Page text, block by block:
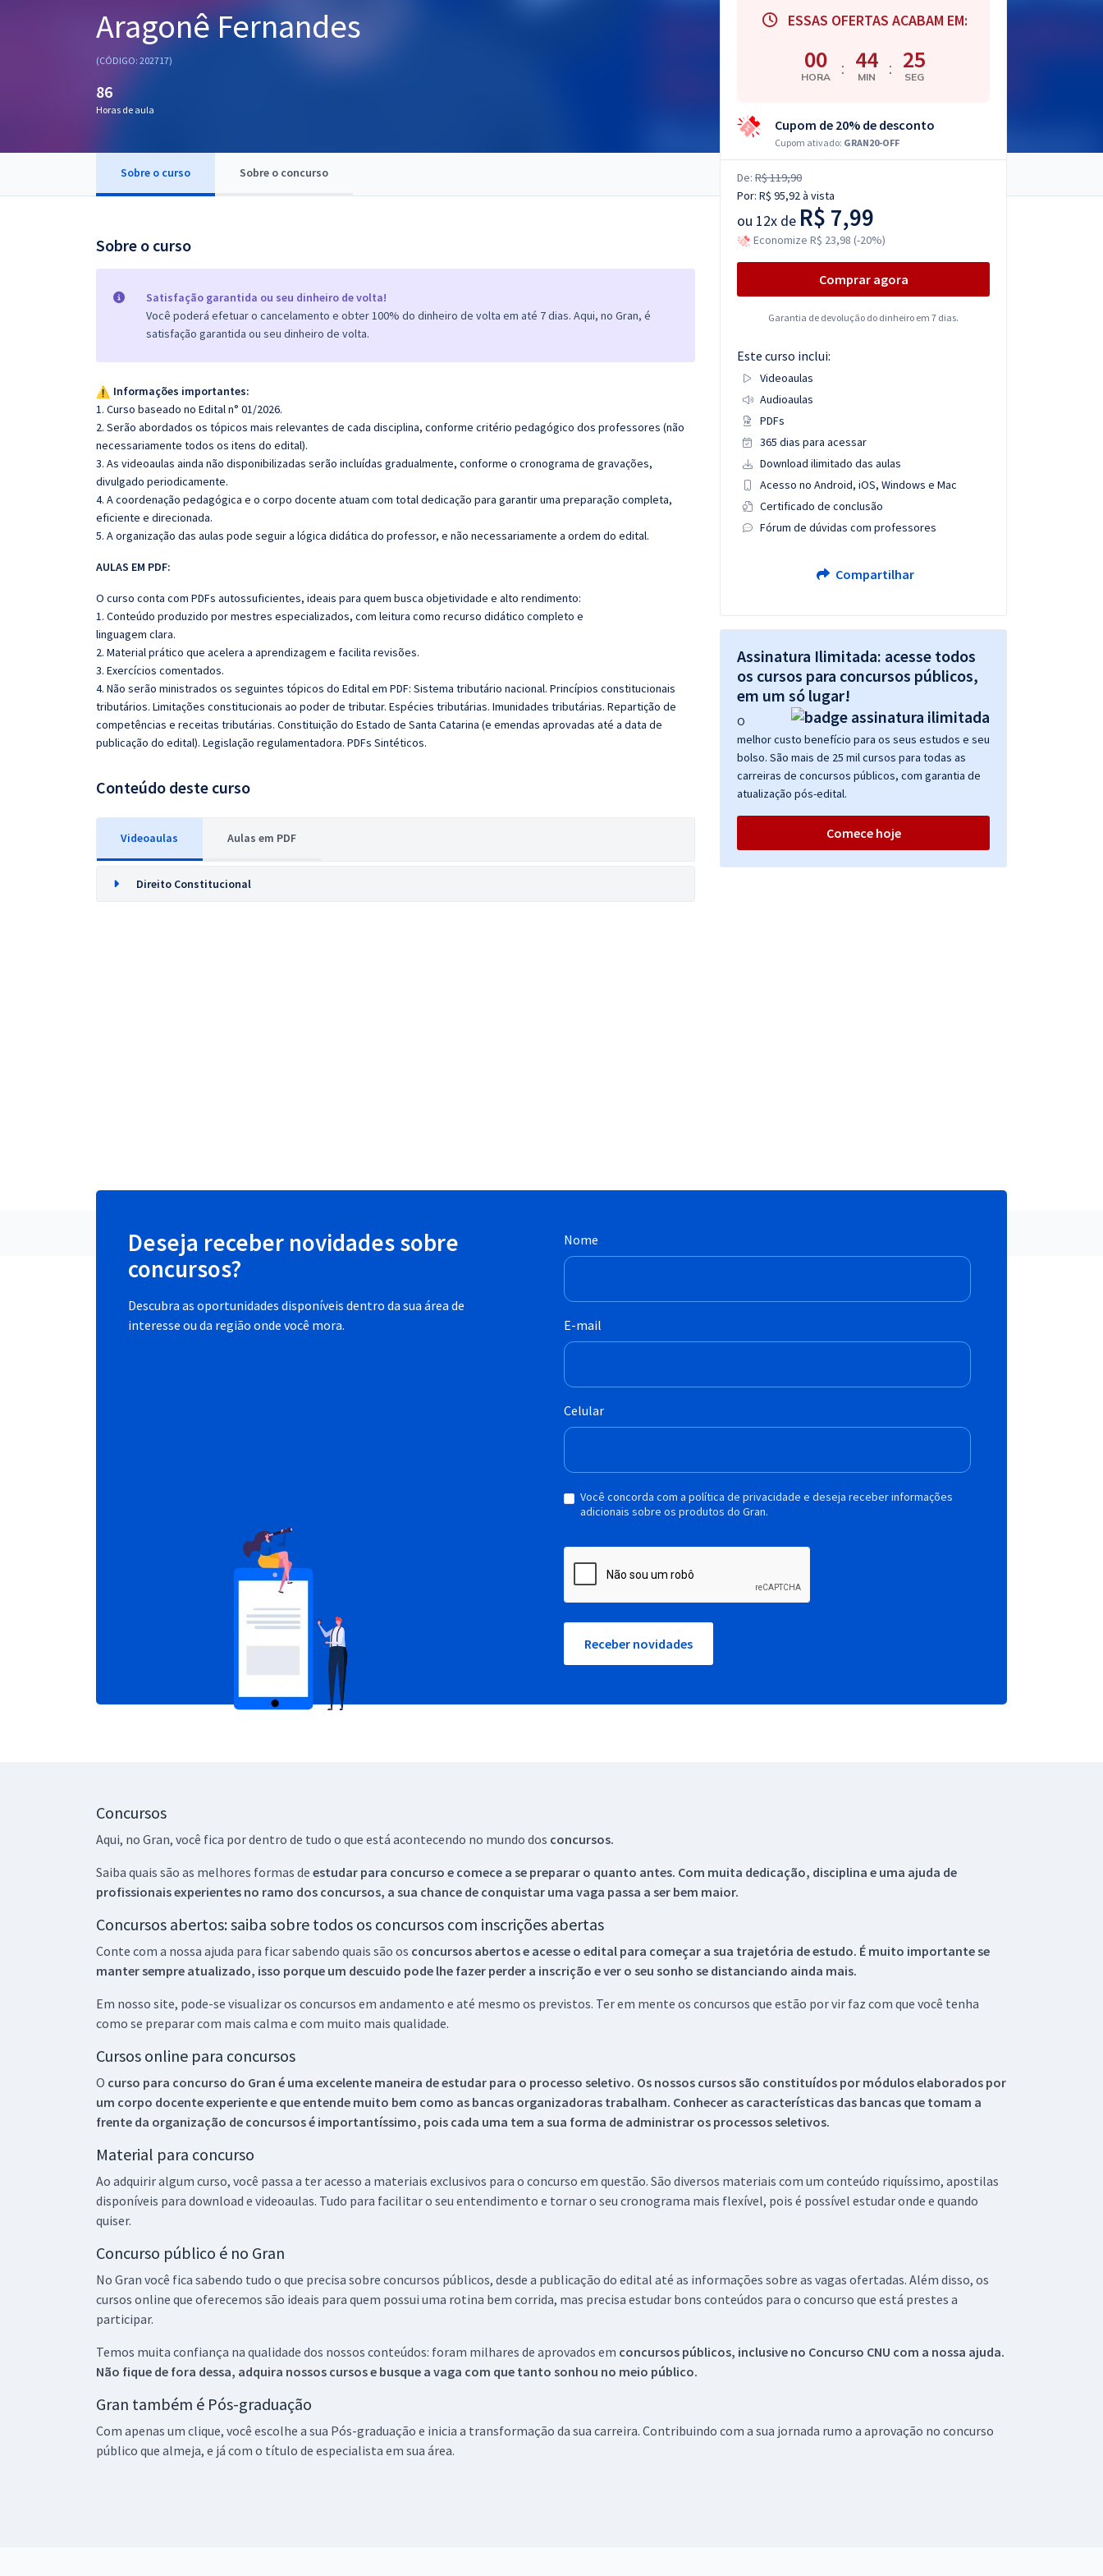
Aragonê Fernandes
(CÓDIGO: 202717)
86
Horas de aula
Sobre o curso Sobre o concurso
Sobre o curso
Satisfação garantida ou seu dinheiro de volta!
Você poderá efetuar o cancelamento e obter 100% do dinheiro de volta em até 7 dias. Aqui, no Gran, é
satisfação garantida ou seu dinheiro de volta.
Informações importantes:
1. Curso baseado no Edital n° 01/2026.
2. Serão abordados os tópicos mais relevantes de cada disciplina, conforme critério pedagógico dos professores (não
necessariamente todos os itens do edital).
3. As videoaulas ainda não disponibilizadas serão incluídas gradualmente, conforme o cronograma de gravações,
divulgado periodicamente.
4. A coordenação pedagógica e o corpo docente atuam com total dedicação para garantir uma preparação completa,
eficiente e direcionada.
5. A organização das aulas pode seguir a lógica didática do professor, e não necessariamente a ordem do edital.
AULAS EM PDF:
O curso conta com PDFs autossuficientes, ideais para quem busca objetividade e alto rendimento:
1. Conteúdo produzido por mestres especializados, com leitura como recurso didático completo e
linguagem clara.
2. Material prático que acelera a aprendizagem e facilita revisões.
3. Exercícios comentados.
4. Não serão ministrados os seguintes tópicos do Edital em PDF: Sistema tributário nacional. Princípios constitucionais
tributários. Limitações constitucionais ao poder de tributar. Espécies tributárias. Imunidades tributárias. Repartição de
competências e receitas tributárias. Constituição do Estado de Santa Catarina (e emendas aprovadas até a data de
publicação do edital). Legislação regulamentadora. PDFs Sintéticos.
Conteúdo deste curso
Videoaulas Aulas em PDF
Direito Constitucional
ESSAS OFERTAS ACABAM EM:
00
HORA : 44
MIN : 23
SEG
Cupom de 20% de desconto
Cupom ativado: GRAN20-OFF
De: R$ 119,90
Por: R$ 95,92à vista
ou 12x de R$ 7,99
Economize R$ 23,98 (-20%)
Comprar agora
Garantia de devolução do dinheiro em 7 dias.
Este curso inclui:
Videoaulas
Audioaulas
PDFs
365 dias para acessar
Download ilimitado das aulas
Acesso no Android, iOS, Windows e Mac
Certificado de conclusão
Fórum de dúvidas com professores
Compartilhar
Assinatura Ilimitada: acesse todos
os cursos para concursos públicos,
em um só lugar!
O
melhor custo benefício para os seus estudos e seu
bolso. São mais de 25 mil cursos para todas as
carreiras de concursos públicos, com garantia de
atualização pós-edital.
Comece hoje
Deseja receber novidades sobre
concursos?
Descubra as oportunidades disponíveis dentro da sua área de
interesse ou da região onde você mora.
Nome
E-mail
Celular
Você concorda com a política de privacidade e deseja receber informações
adicionais sobre os produtos do Gran.
Receber novidades
Concursos
Aqui, no Gran, você fica por dentro de tudo o que está acontecendo no mundo dos concursos.
Saiba quais são as melhores formas de estudar para concurso e comece a se preparar o quanto antes. Com muita dedicação, disciplina e uma ajuda de
profissionais experientes no ramo dos concursos, a sua chance de conquistar uma vaga passa a ser bem maior.
Concursos abertos: saiba sobre todos os concursos com inscrições abertas
Conte com a nossa ajuda para ficar sabendo quais são os concursos abertos e acesse o edital para começar a sua trajetória de estudo. É muito importante se
manter sempre atualizado, isso porque um descuido pode lhe fazer perder a inscrição e ver o seu sonho se distanciando ainda mais.
Em nosso site, pode-se visualizar os concursos em andamento e até mesmo os previstos. Ter em mente os concursos que estão por vir faz com que você tenha
como se preparar com mais calma e com muito mais qualidade.
Cursos online para concursos
O curso para concurso do Gran é uma excelente maneira de estudar para o processo seletivo. Os nossos cursos são constituídos por módulos elaborados por
um corpo docente experiente e que entende muito bem como as bancas organizadoras trabalham. Conhecer as características das bancas que tomam a
frente da organização de concursos é importantíssimo, pois cada uma tem a sua forma de administrar os processos seletivos.
Material para concurso
Ao adquirir algum curso, você passa a ter acesso a materiais exclusivos para o concurso em questão. São diversos materiais com um conteúdo riquíssimo, apostilas
disponíveis para download e videoaulas. Tudo para facilitar o seu entendimento e tornar o seu cronograma mais flexível, pois é possível estudar onde e quando
quiser.
Concurso público é no Gran
No Gran você fica sabendo tudo o que precisa sobre concursos públicos, desde a publicação do edital até as informações sobre as vagas ofertadas. Além disso, os
cursos online que oferecemos são ideais para quem possui uma rotina bem corrida, mas precisa estudar bons conteúdos para o concurso que está prestes a
participar.
Temos muita confiança na qualidade dos nossos conteúdos: foram milhares de aprovados em concursos públicos, inclusive no Concurso CNU com a nossa ajuda.
Não fique de fora dessa, adquira nossos cursos e busque a vaga com que tanto sonhou no meio público.
Gran também é Pós-graduação
Com apenas um clique, você escolhe a sua Pós-graduação e inicia a transformação da sua carreira. Contribuindo com a sua jornada rumo a aprovação no concurso
público que almeja, e já com o título de especialista em sua área.